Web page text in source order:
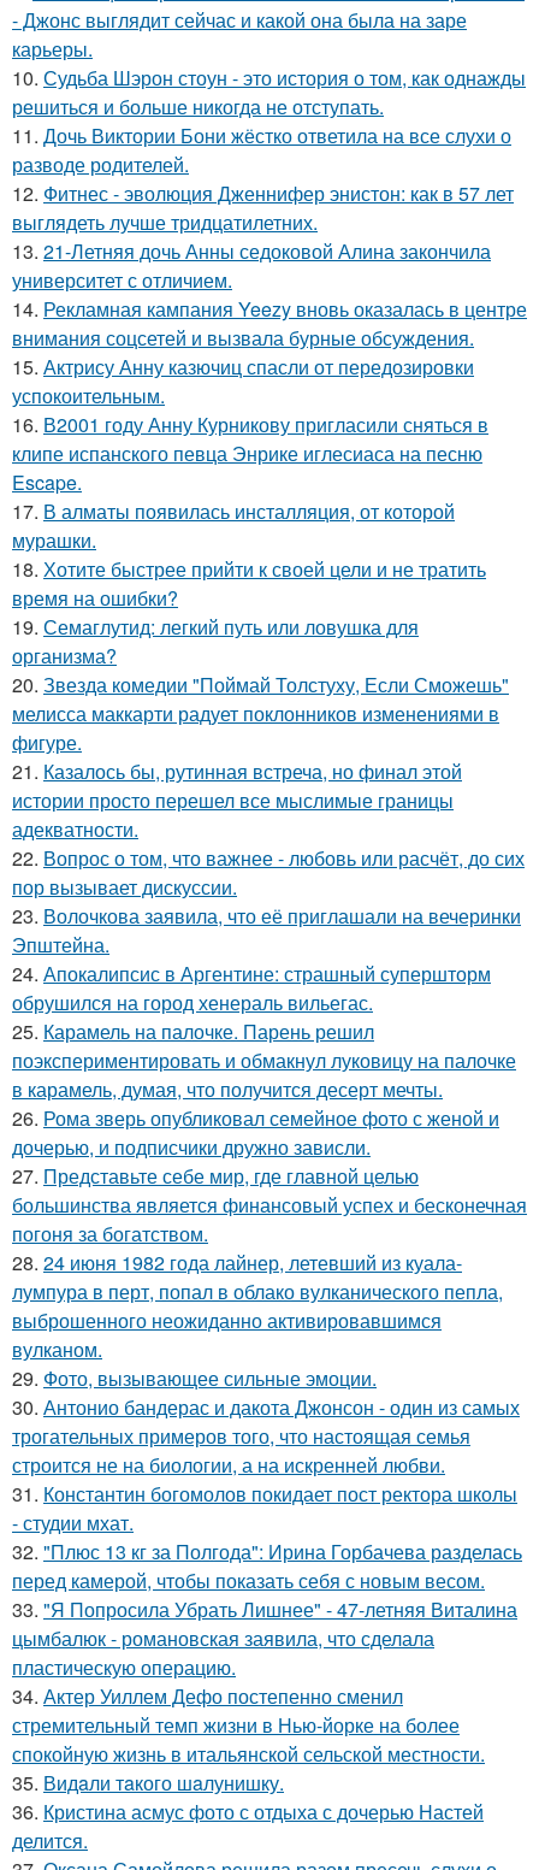
- Джонс выглядит сейчас и какой она была на заре
карьеры.
10. Судьба Шэрон стоун - это история о том, как однажды
решиться и больше никогда не отступать.
11. Дочь Виктории Бони жёстко ответила на все слухи о
разводе родителей.
12. Фитнес - эволюция Дженнифер энистон: как в 57 лет
выглядеть лучше тридцатилетних.
13. 21-Летняя дочь Анны седоковой Алина закончила
университет с отличием.
14. Рекламная кампания Yeezy вновь оказалась в центре
внимания соцсетей и вызвала бурные обсуждения.
15. Актрису Анну казючиц спасли от передозировки
успокоительным.
16. В2001 году Анну Курникову пригласили сняться в
клипе испанского певца Энрике иглесиаса на песню
Escape.
17. В алматы появилась инсталляция, от которой
мурашки.
18. Хотите быстрее прийти к своей цели и не тратить
время на ошибки?
19. Семаглутид: легкий путь или ловушка для
организма?
20. Звезда комедии "Поймай Толстуху, Если Сможешь"
мелисса маккарти радует поклонников изменениями в
фигуре.
21. Казалось бы, рутинная встреча, но финал этой
истории просто перешел все мыслимые границы
адекватности.
22. Вопрос о том, что важнее - любовь или расчёт, до сих
пор вызывает дискуссии.
23. Волочкова заявила, что её приглашали на вечеринки
Эпштейна.
24. Апокалипсис в Аргентине: страшный супершторм
обрушился на город хенераль вильегас.
25. Карамель на палочке. Парень решил
поэкспериментировать и обмакнул луковицу на палочке
в карамель, думая, что получится десерт мечты.
26. Рома зверь опубликовал семейное фото с женой и
дочерью, и подписчики дружно зависли.
27. Представьте себе мир, где главной целью
большинства является финансовый успех и бесконечная
погоня за богатством.
28. 24 июня 1982 года лайнер, летевший из куала-
лумпура в перт, попал в облако вулканического пепла,
выброшенного неожиданно активировавшимся
вулканом.
29. Фото, вызывающее сильные эмоции.
30. Антонио бандерас и дакота Джонсон - один из самых
трогательных примеров того, что настоящая семья
строится не на биологии, а на искренней любви.
31. Константин богомолов покидает пост ректора школы
- студии мхат.
32. "Плюс 13 кг за Полгода": Ирина Горбачева разделась
перед камерой, чтобы показать себя с новым весом.
33. "Я Попросила Убрать Лишнее" - 47-летняя Виталина
цымбалюк - романовская заявила, что сделала
пластическую операцию.
34. Актер Уиллем Дефо постепенно сменил
стремительный темп жизни в Нью-йорке на более
спокойную жизнь в итальянской сельской местности.
35. Видaли тaкого шaлунишку.
36. Кристина асмус фото с отдыха с дочерью Настей
делится.